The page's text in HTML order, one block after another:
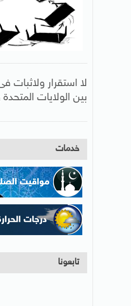
لا استقرار ولاثبات
بين الولايات المتحدة
خدمات
تابعونا